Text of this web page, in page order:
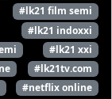
#lk21 film semi
#lk21 indoxxi
#lk21 xxi
#lk21tv.com
#netflix online